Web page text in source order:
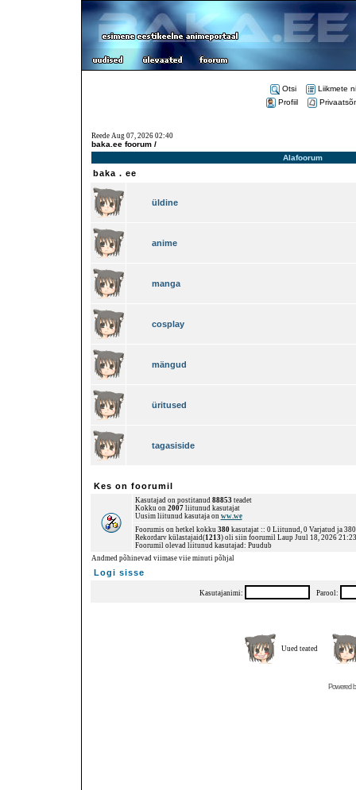
Otsi
Liikmete
Profiil
Reede Aug 07, 2026 02:40
baka.ee foorum /
Alafoorum
baka . ee
üldine
anime
manga
cosplay
mängud
üritused
tagasiside
Kes on foorumil
Kasutajad on postitanud 88853teadet
Kokku on 2007liitunud kasutajat
Uusim liitunud kasutaja on ww.we
Foorumis on hetkel kokku 380kasutajat :: 0 Liitunud, 0 Varjatud ja
Rekordarv külastajaid(1213) oli siin foorumil Laup Juul 18, 2026 21:23
Foorumil olevad liitunud kasutajad: Puudub
Andmed põhinevad viimase viie minuti põhjal
Logi sisse
Kasutajanimi: Parool:
Uued teated
Powered